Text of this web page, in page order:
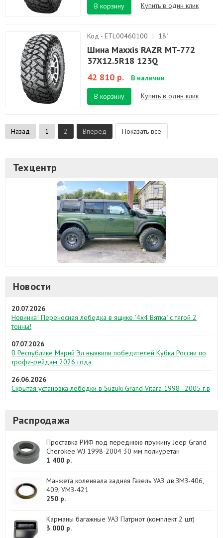
В корзину Купить в один клик
Код - ETL00460100 | 18"
Шина Maxxis RAZR MT-772
37X12.5R18 123Q
42 810 р.
В наличии
В корзину Купить в один клик
Назад 1 2 Вперед Показать все
Техцентр
Новости
20.07.2026
Новинка! Переносная лебедка в ящике "4х4 Вятка" с тягой 2
тонны!
07.07.2026
В Республике Марий Эл выявили победителей Кубка России по
трофи-рейдам 2026 года
26.06.2026
Скрытая установка лебедки в Suzuki Grand Vitara 1998–2005 г.в
Распродажа
Проставка РИФ под переднюю пружину Jeep Grand
Cherokee WJ 1998-2004 30 мм полиуретан
1 400 р.
Манжета коленвала задняя Газель УАЗ дв.ЗМЗ-406,
409, УМЗ-421
250 р.
Карманы багажные УАЗ Патриот (комплект 2 шт)
3 000 р.